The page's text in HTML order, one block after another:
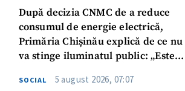
După decizia CNMC de a reduce
consumul de energie electrică,
Primăria Chișinău explică de ce nu
va stinge iluminatul public: „Este
SOCIAL 5 august 2026, 07:07